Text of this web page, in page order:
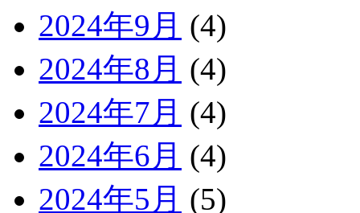
2024年9月 (4)
2024年8月 (4)
2024年7月 (4)
2024年6月 (4)
2024年5月 (5)